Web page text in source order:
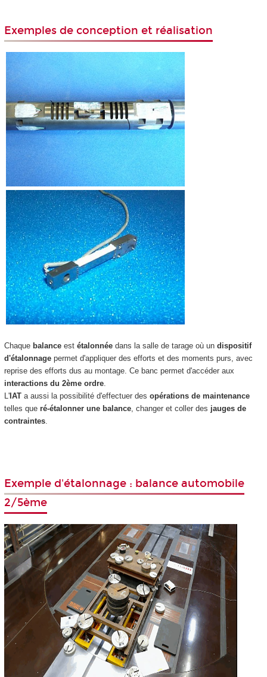
Exemples de conception et réalisation
Chaque balanceest étalonnée dans la salle de tarage où un dispositif
d'étalonnagepermet d'appliquer des efforts et des moments purs, avec
reprise des efforts dus au montage. Ce banc permet d'accéder aux
interactions du 2ème ordre.
L'IATa aussi la possibilité d'effectuer des opérations de maintenance
telles que ré-étalonner une balance, changer et coller des jauges de
contraintes.
Exemple d'étalonnage : balance automobile
2/5ème